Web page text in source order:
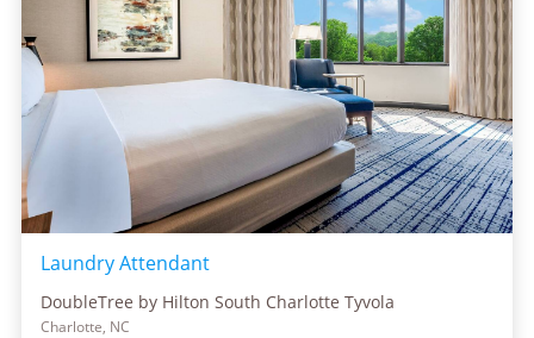
Laundry Attendant
DoubleTree by Hilton South Charlotte Tyvola
Charlotte, NC